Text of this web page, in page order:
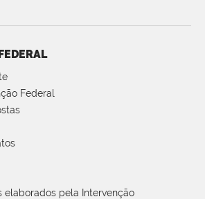
Federal
elaborados pela Intervenção